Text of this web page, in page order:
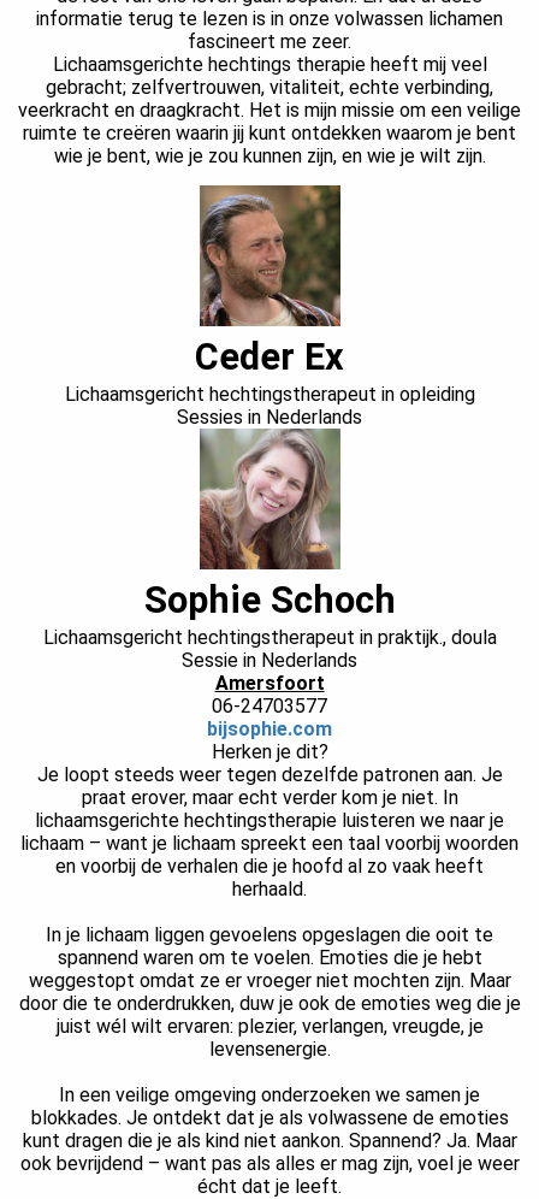
informatie terug te lezen is in onze volwassen lichamen
fascineert me zeer.
Lichaamsgerichte hechtings therapie heeft mij veel
gebracht; zelfvertrouwen, vitaliteit, echte verbinding,
veerkracht en draagkracht. Het is mijn missie om een veilige
ruimte te creëren waarin jij kunt ontdekken waarom je bent
wie je bent, wie je zou kunnen zijn, en wie je wilt zijn.
Ceder Ex
Lichaamsgericht hechtingstherapeut in opleiding
Sessies in Nederlands
Sophie Schoch
Lichaamsgericht hechtingstherapeut in praktijk., doula
Sessie in Nederlands
Amersfoort
06-24703577
bijsophie.com
Herken je dit?
Je loopt steeds weer tegen dezelfde patronen aan. Je
praat erover, maar echt verder kom je niet. In
lichaamsgerichte hechtingstherapie luisteren we naar je
lichaam – want je lichaam spreekt een taal voorbij woorden
en voorbij de verhalen die je hoofd al zo vaak heeft
herhaald.
In je lichaam liggen gevoelens opgeslagen die ooit te
spannend waren om te voelen. Emoties die je hebt
weggestopt omdat ze er vroeger niet mochten zijn. Maar
door die te onderdrukken, duw je ook de emoties weg die je
juist wél wilt ervaren: plezier, verlangen, vreugde, je
levensenergie.
In een veilige omgeving onderzoeken we samen je
blokkades. Je ontdekt dat je als volwassene de emoties
kunt dragen die je als kind niet aankon. Spannend? Ja. Maar
ook bevrijdend – want pas als alles er mag zijn, voel je weer
écht dat je leeft.